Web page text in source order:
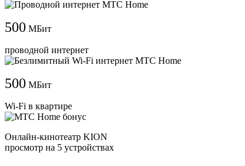
500 МБит
проводной интернет
500 МБит
Wi-Fi в квартире
Онлайн-кинотеатр KION
просмотр на 5 устройствах